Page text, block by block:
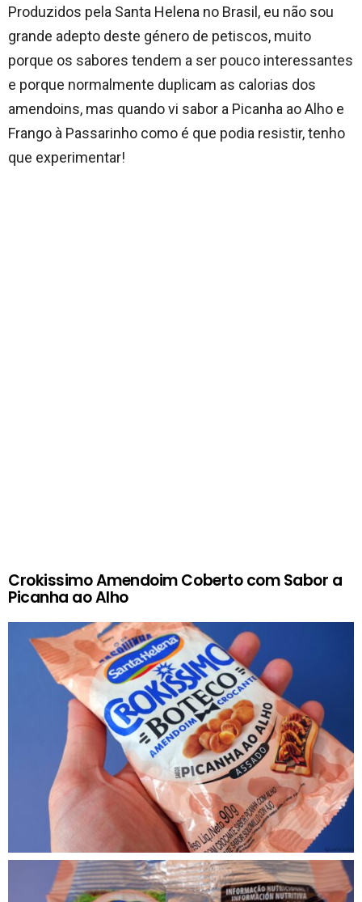
Produzidos pela Santa Helena no Brasil, eu não sou
grande adepto deste género de petiscos, muito
porque os sabores tendem a ser pouco interessantes
e porque normalmente duplicam as calorias dos
amendoins, mas quando vi sabor a Picanha ao Alho e
Frango à Passarinho como é que podia resistir, tenho
que experimentar!
Crokissimo Amendoim Coberto com Sabor a
Picanha ao Alho